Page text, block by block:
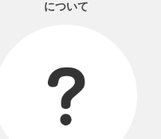
について